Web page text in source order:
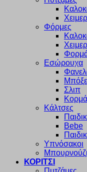
Φόρμες
Εσώρουχα
Σλιπ
Κάλτσες
Bebe
Υπνόσακοι
ΚΟΡΙΤΣΙ